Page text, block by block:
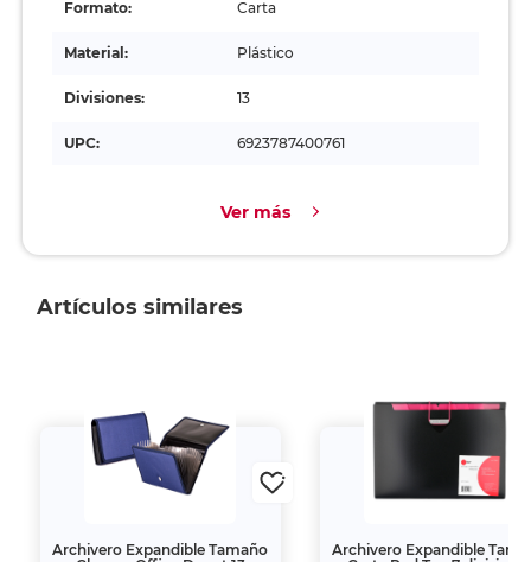
Formato: Carta
Material: Plástico
Divisiones: 13
UPC: 6923787400761
Ver más
Artículos similares
Archivero Expandible Tamaño
Archivero Expandible